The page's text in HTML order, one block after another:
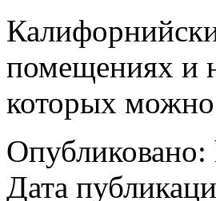
помещениях и
которых можно
Дата